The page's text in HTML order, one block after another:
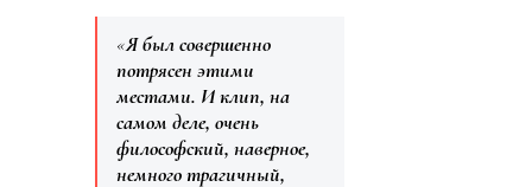
«Я был совершенно
потрясен этими
местами. И клип, на
самом деле, очень
философский, наверное,
немного трагичный,